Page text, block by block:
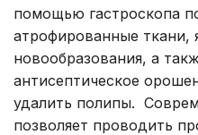
помощью гастроскопа
атрофированные ткани,
новообразования, а
антисептическое
удалить полипы.
позволяет проводить